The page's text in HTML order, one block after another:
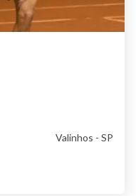
Valinhos - SP